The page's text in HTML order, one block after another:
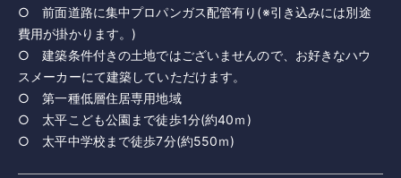
○ 前面道路に集中プロパンガス配管有り(※引き込みには別途
費用が掛かります。)
○ 建築条件付きの土地ではございませんので、お好きなハウ
スメーカーにて建築していただけます。
○ 第一種低層住居専用地域
○ 太平こども公園まで徒歩1分(約40ｍ)
○ 太平中学校まで徒歩7分(約550ｍ)